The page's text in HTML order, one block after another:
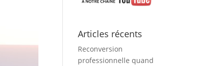
Articles récents
Reconversion
professionnelle quand